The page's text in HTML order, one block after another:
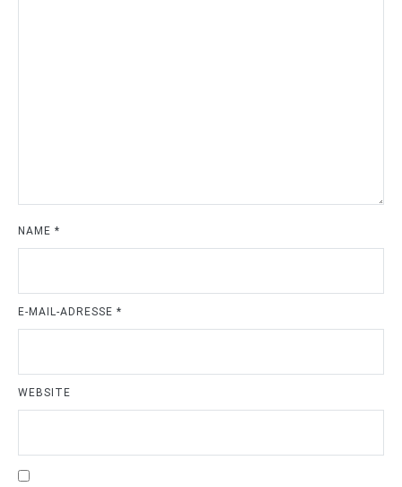
NAME *
E-MAIL-ADRESSE *
WEBSITE